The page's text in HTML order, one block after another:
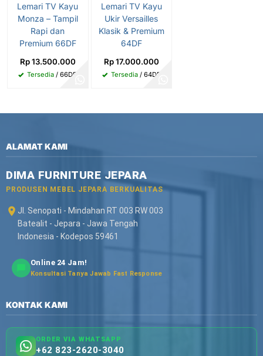
Lemari TV Kayu
Monza – Tampil
Rapi dan
Premium 66DF
Rp 13.500.000
Tersedia / 66DF
Lemari TV Kayu
Ukir Versailles
Klasik & Premium
64DF
Rp 17.000.000
Tersedia/ 64DF
ALAMAT KAMI
DIMA FURNITURE JEPARA
PRODUSEN MEBEL JEPARA BERKUALITAS
Jl. Senopati - Mindahan RT 003 RW 003
Batealit - Jepara - Jawa Tengah
Indonesia - Kodepos 59461
Online 24 Jam!
Konsultasi Tanya Jawab Fast Response
KONTAK KAMI
ORDER VIA WHATSAPP
+62 823-2620-3040